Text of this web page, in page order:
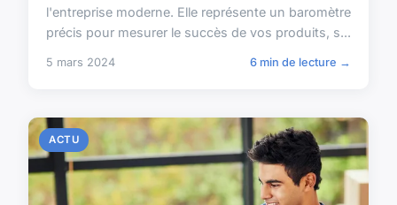
l'entreprise moderne. Elle représente un baromètre
précis pour mesurer le succès de vos produits, s...
5 mars 2024 6 min de lecture →
ACTU